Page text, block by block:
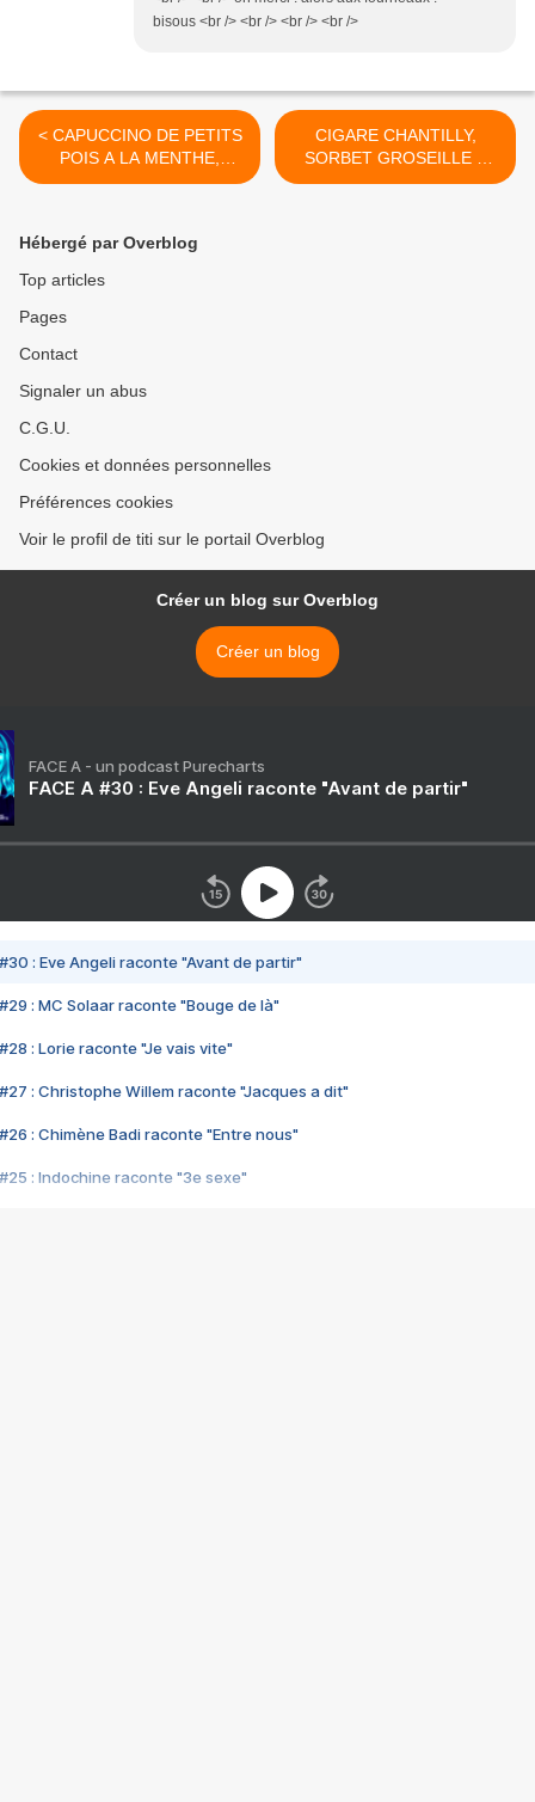
bisous <br /> <br /> <br /> <br />
< CAPUCCINO DE PETITS
POIS A LA MENTHE,
CHANTILLY CITRONNEE,
CIGARE CHANTILLY,
SORBET GROSEILLE &
COULIS FRAISE MENTHE
Hébergé par Overblog
Top articles
Pages
Contact
Signaler un abus
C.G.U.
Cookies et données personnelles
Préférences cookies
Voir le profil de titi sur le portail Overblog
Créer un blog sur Overblog
Créer un blog
FACE A - un podcast Purecharts
FACE A #30 : Eve Angeli raconte "Avant de partir"
#30 : Eve Angeli raconte "Avant de partir"
#29 : MC Solaar raconte "Bouge de là"
#28 : Lorie raconte "Je vais vite"
#27 : Christophe Willem raconte "Jacques a dit"
#26 : Chimène Badi raconte "Entre nous"
#25 : Indochine raconte "3e sexe"